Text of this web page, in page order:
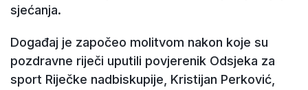
sjećanja.
Događaj je započeo molitvom nakon koje su
pozdravne riječi uputili povjerenik Odsjeka za
sport Riječke nadbiskupije, Kristijan Perković,